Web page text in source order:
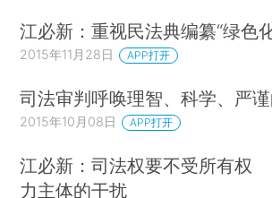
江必新：重视民法典编纂“绿色
2015年11月28日 APP打开
司法审判呼唤理智、科学、严
2015年10月08日 APP打开
江必新：司法权要不受所有权
力主体的干扰